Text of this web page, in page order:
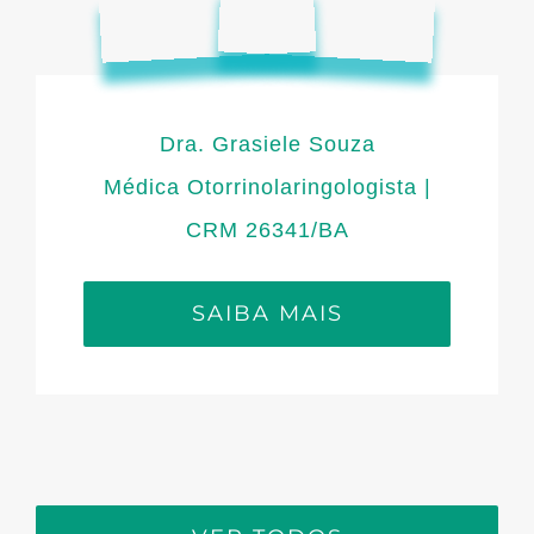
Dra. Grasiele Souza
Médica Otorrinolaringologista |
CRM 26341/BA
SAIBA MAIS